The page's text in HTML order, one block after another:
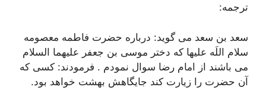
ترجمه:
سعد بن سعد می گوید: درباره حضرت فاطمه معصومه
سلام اللَه علیها که دختر موسی بن جعفر علیهما السلام
می باشند از امام رضا سوال نمودم . فرمودند: کسی که
آن حضرت را زیارت کند جایگاهش بهشت خواهد بود.